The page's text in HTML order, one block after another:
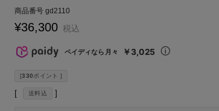
商品番号 gd2110
¥36,300 税込
ペイディなら月々 ￥3,025
[330ポイント ]
送料込